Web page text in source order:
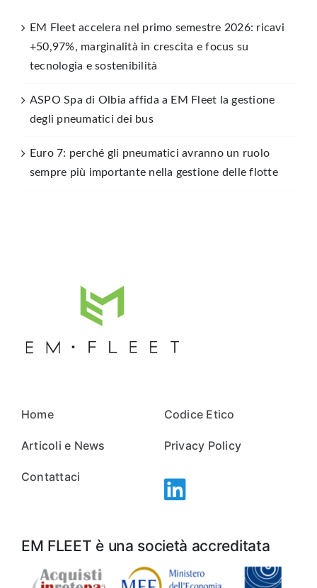
EM Fleet accelera nel primo semestre 2026: ricavi
+50,97%, marginalità in crescita e focus su
tecnologia e sostenibilità
ASPO Spa di Olbia affida a EM Fleet la gestione
degli pneumatici dei bus
Euro 7: perché gli pneumatici avranno un ruolo
sempre più importante nella gestione delle flotte
Home
Articoli e News
Contattaci
Codice Etico
Privacy Policy
EM FLEET è una società accreditata